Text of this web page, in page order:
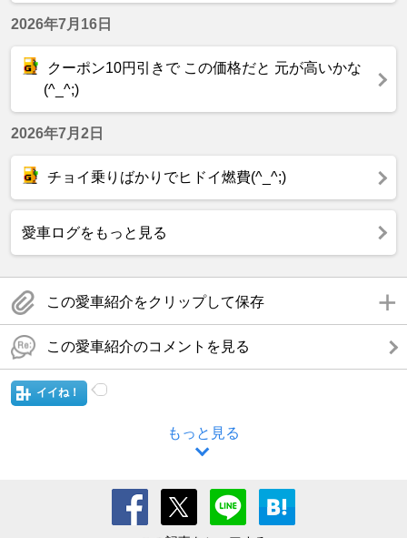
2026年7月16日
クーポン10円引きで この価格だと 元が高いかな
(^_^;)
2026年7月2日
チョイ乗りばかりでヒドイ燃費(^_^;)
愛車ログをもっと見る
この愛車紹介をクリップして保存
この愛車紹介のコメントを見る
イイね！
もっと見る